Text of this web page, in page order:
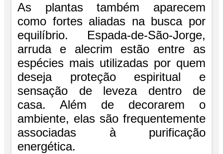
As plantas também aparecem
como fortes aliadas na busca por
equilíbrio. Espada-de-São-Jorge,
arruda e alecrim estão entre as
espécies mais utilizadas por quem
deseja proteção espiritual e
sensação de leveza dentro de
casa. Além de decorarem o
ambiente, elas são frequentemente
associadas à purificação
energética.